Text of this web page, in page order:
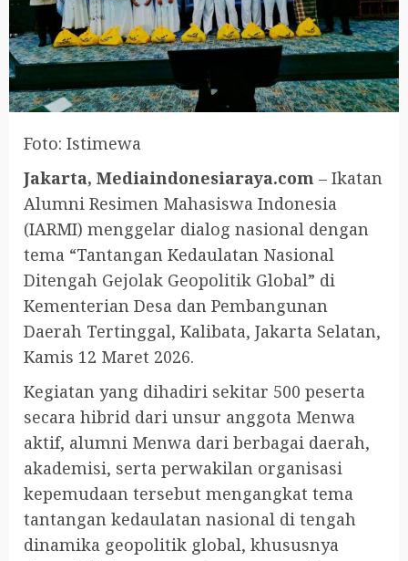
Foto: Istimewa
Jakarta, Mediaindonesiaraya.com – Ikatan
Alumni Resimen Mahasiswa Indonesia
(IARMI) menggelar dialog nasional dengan
tema “Tantangan Kedaulatan Nasional
Ditengah Gejolak Geopolitik Global” di
Kementerian Desa dan Pembangunan
Daerah Tertinggal, Kalibata, Jakarta Selatan,
Kamis 12 Maret 2026.
Kegiatan yang dihadiri sekitar 500 peserta
secara hibrid dari unsur anggota Menwa
aktif, alumni Menwa dari berbagai daerah,
akademisi, serta perwakilan organisasi
kepemudaan tersebut mengangkat tema
tantangan kedaulatan nasional di tengah
dinamika geopolitik global, khususnya